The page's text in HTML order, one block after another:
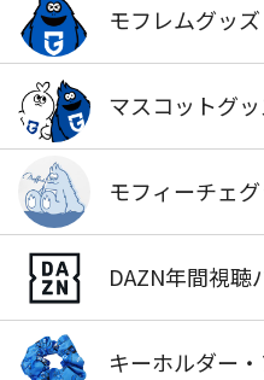
モフレムグッズ
マスコットグ
モフィーチェ
DAZN年間視聴
キーホルダー